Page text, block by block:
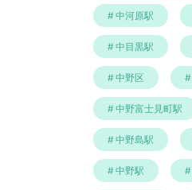
中河原駅
中目黒駅
中野区
中野富士見町駅
中野島駅
中野駅